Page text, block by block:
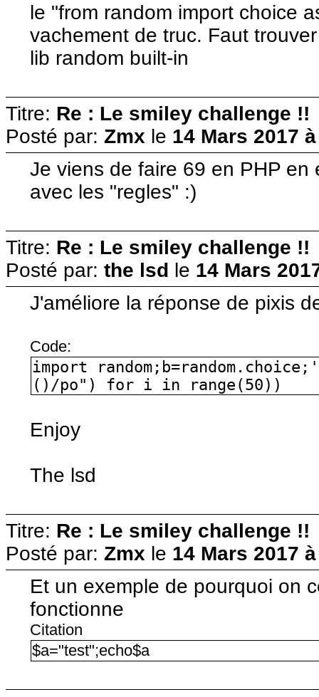
le "from random import choice
vachement de truc. Faut
lib random built-in
Titre: Re : Le smiley challenge !!
Posté par: Zmx le 14 Mars 2017
Je viens de faire 69 en PHP
avec les "regles" :)
Titre: Re : Le smiley challenge !!
Posté par: the lsd le 14 Mars
J'améliore la réponse de pixis
Code:
import
()/po") for i in range(50))
Enjoy
The lsd
Titre: Re : Le smiley challenge !!
Posté par: Zmx le 14 Mars 2017
Et un exemple de pourquoi on
fonctionne
Citation
$a="test";echo$a